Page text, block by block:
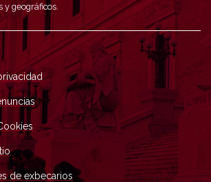
geográficos.
de exbecarios